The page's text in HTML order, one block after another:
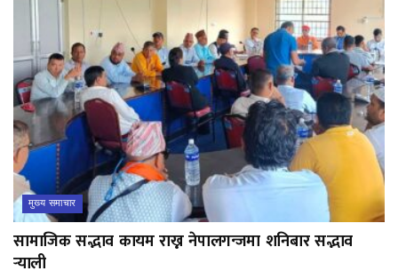
मुख्य समाचार
सामाजिक सद्भाव कायम राख्न नेपालगन्जमा शनिबार सद्भाव
र्‍याली